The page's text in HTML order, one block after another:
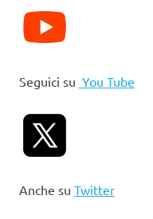
Seguici su You Tube
Anche su Twitter